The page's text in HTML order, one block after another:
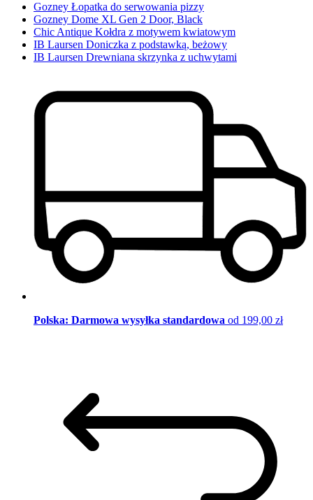
Gozney Łopatka do serwowania pizzy
Gozney Dome XL Gen 2 Door, Black
Chic Antique Kołdra z motywem kwiatowym
IB Laursen Doniczka z podstawką, beżowy
IB Laursen Drewniana skrzynka z uchwytami
Polska: Darmowa wysyłka standardowa od 199,00 zł